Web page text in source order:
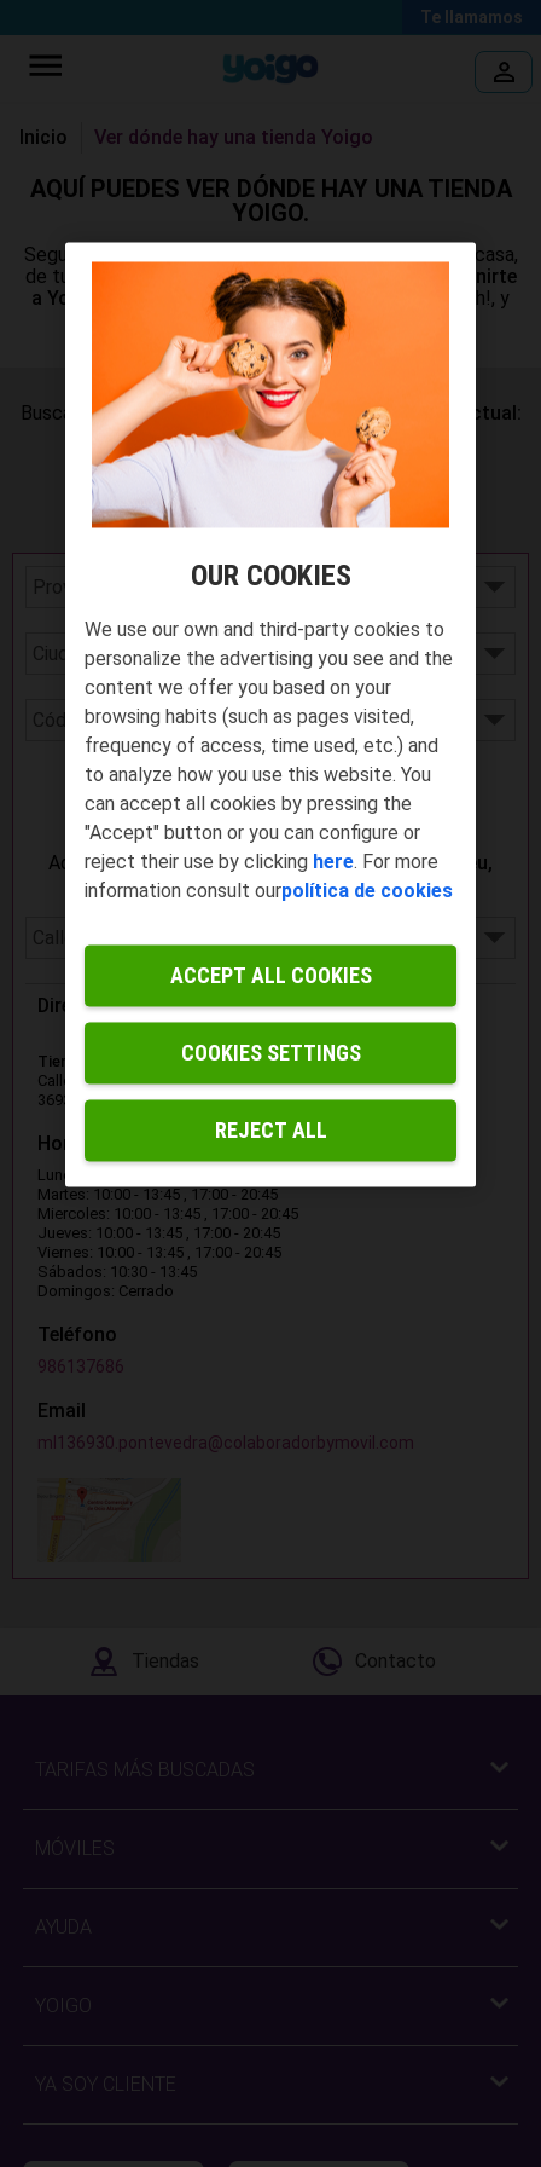
Te llamamos
Inicio Ver dónde hay una tienda Yoigo
AQUÍ PUEDES VER DÓNDE HAY UNA TIENDA
YOIGO.
Seguro que hay una
muy cerquita de tu casa,
de tu trabajo... donde puedes hacer muchas cosas:
venirte
a Yoigo, renovar tu móvil o reparar el que tienes.
Ah!, y
¡no olvides echarle un ojo a nuestra revista!
Busca aquí laTienda Yoigocercana a tuubicación actual:
Encontrar tiendas cerca
También puedes buscar por dirección:
Buscar
Aquí estántodas nuestras Tiendas Yoigo en Bueu,
Pontevedra:
Dirección
Tienda
Calle Pazos de Fontenla 51. BUEU
36930 PONTEVEDRA
Horario
Lunes: 10:00 - 13:45 , 17:00 - 20:45
Martes: 10:00 - 13:45 , 17:00 - 20:45
Miercoles: 10:00 - 13:45 , 17:00 - 20:45
Jueves: 10:00 - 13:45 , 17:00 - 20:45
Viernes: 10:00 - 13:45 , 17:00 - 20:45
Sábados: 10:30 - 13:45
Domingos: Cerrado
Teléfono
986137686
Email
ml136930.pontevedra@colaboradorbymovil.com
Tiendas Contacto
TARIFAS MÁS BUSCADAS
MÓVILES
AYUDA
YOIGO
YA SOY CLIENTE
OUR COOKIES
We use our own and third-party cookies to
personalize the advertising you see and the
content we offer you based on your
browsing habits (such as pages visited,
frequency of access, time used, etc.) and
to analyze how you use this website. You
can accept all cookies by pressing the
"Accept" button or you can conﬁgure or
reject their use by clicking here. For more
information consult ourpolítica de cookies
REJECT ALL
ACCEPT ALL COOKIES
COOKIES SETTINGS